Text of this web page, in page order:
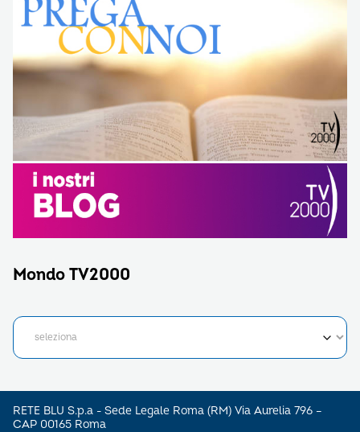
Mondo TV2000
RETE BLU S.p.a - Sede Legale Roma (RM) Via Aurelia 796 –
CAP 00165 Roma